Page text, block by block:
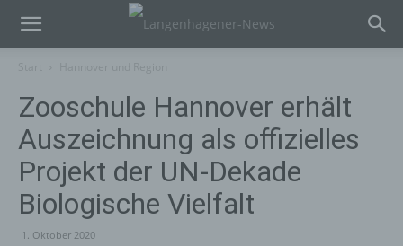
Zooschule Hannover erhält
Auszeichnung als offizielles
Projekt der UN-Dekade
Biologische Vielfalt
1. Oktober 2020